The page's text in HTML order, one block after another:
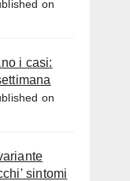
on
i casi:
on
sintomi